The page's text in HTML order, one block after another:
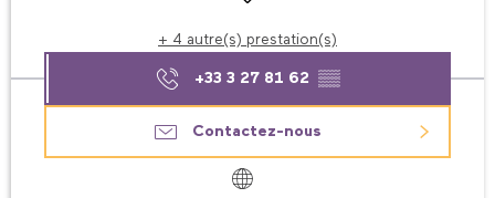
+ 4 autre(s) prestation(s)
+33 3 27 81 62 ▒▒
Contactez-nous